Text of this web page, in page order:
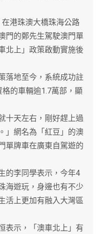
港珠澳大橋珠海公路
門的鄭先生駕駛澳門單
北上」政策啟動實施後
地至今，系統成功註
的車輛逾1.7萬部，顯
天左右，剛好趕上過
」網名為「紅豆」的澳
單牌車在廣東自駕遊的
李同學表示，今年4
海遊玩，身邊也有不少
活上更加有融入大灣區
示，「澳車北上」有